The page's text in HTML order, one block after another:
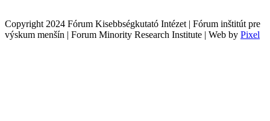
Copyright 2024 Fórum Kisebbségkutató Intézet | Fórum inštitút pre
výskum menšín | Forum Minority Research Institute | Web by Pixel